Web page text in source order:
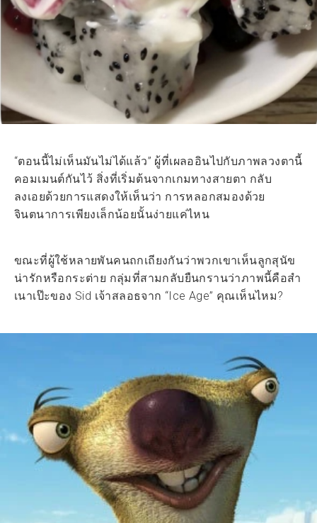
“ตอนนี้ไม่เห็นมันไม่ได้แล้ว” ผู้ที่เผลออินไปกับภาพลวงตานี้
คอมเมนต์กันไว้ สิ่งที่เริ่มต้นจากเกมทางสายตา กลับ
ลงเอยด้วยการแสดงให้เห็นว่า การหลอกสมองด้วย
จินตนาการเพียงเล็กน้อยนั้นง่ายแค่ไหน
ขณะที่ผู้ใช้หลายพันคนถกเถียงกันว่าพวกเขาเห็นลูกสุนัข
น่ารักหรือกระต่าย กลุ่มที่สามกลับยืนกรานว่าภาพนี้คือสำ
เนาเป๊ะของ Sid เจ้าสลอธจาก “Ice Age” คุณเห็นไหม?